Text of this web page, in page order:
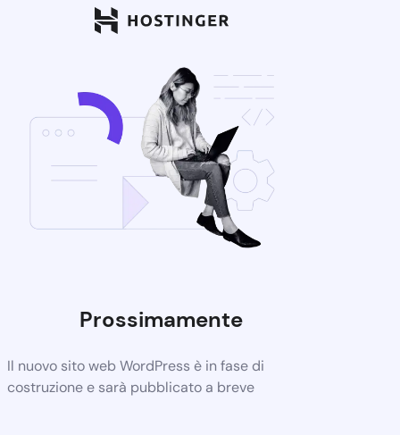
Prossimamente
Il nuovo sito web WordPress è in fase di
costruzione e sarà pubblicato a breve